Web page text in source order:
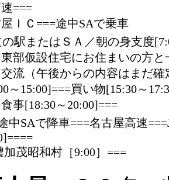
===
ＩＣ===途中SAで乗車
の駅またはＳＡ／朝の身支度
部仮設住宅にお住まいの方
流（午後からの内容はまだ
～15:00]===買い物[15:30～
事[18:30～20:00]===
中SAで降車===名古屋高速
加茂昭和村［9:00］===